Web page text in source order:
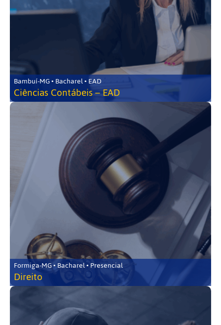
Bambuí-MG • Bacharel • EAD
Ciências Contábeis – EAD
Formiga-MG • Bacharel • Presencial
Direito